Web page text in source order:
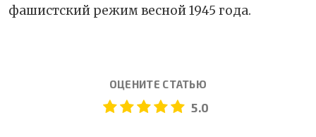
фашистский режим весной 1945 года.
ОЦЕНИТЕ СТАТЬЮ
5.0